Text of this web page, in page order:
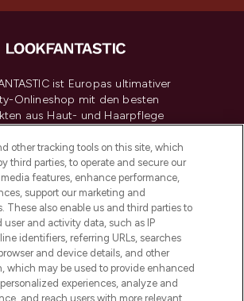
ist Europas ultimativer
Onlineshop mit den besten
aus Haut- und Haarpflege
Marken. Shoppe online
die App mit kostenloser
ab einem Einkaufswert von 30€.
Cookie-Einwilligung
Sell or Share My Personal
Information
& INFORMATION
other tracking tools on this site, which
third parties, to operate and secure our
features, enhance performance,
support our marketing and
These also enable us and third parties to
user and activity data, such as IP
identifiers, referring URLs, searches
and device details, and other
which may be used to provide enhanced
experiences, analyze and
and reach users with more relevant